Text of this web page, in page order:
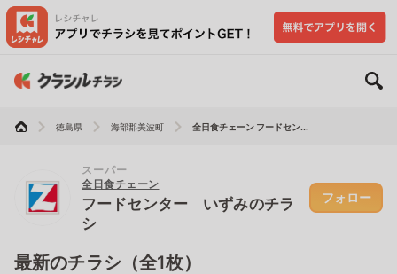
徳島県 海部郡美波町 全日食チェーン フードセン...
スーパー
全日食チェーン
フードセンター いずみのチラ
シ
フォロー
最新のチラシ（全1枚）